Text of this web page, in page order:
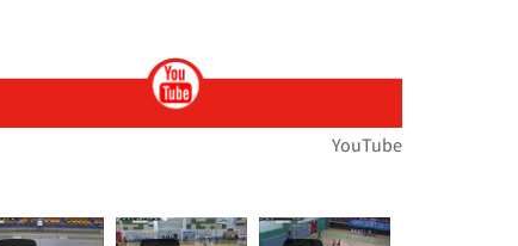
YouTube תפסנו אתכם רגע לפני